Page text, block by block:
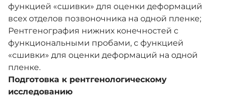
функцией «сшивки» для оценки деформаций
всех отделов позвоночника на одной пленке;
Рентгенография нижних конечностей с
функциональными пробами, с функцией
«сшивки» для оценки деформаций на одной
пленке.
Подготовка к рентгенологическому
исследованию